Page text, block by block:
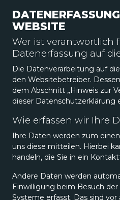
WEBSITE
Wer ist verantwortlich
Datenerfassung auf
Die Datenverarbeitung auf
den Websitebetreiber.
dem Abschnitt „Hinweis zur
dieser Datenschutzerklärung
Wie erfassen wir Ihre
Ihre Daten werden zum
uns diese mitteilen. Hierbei
handeln, die Sie in ein
Andere Daten werden
Einwilligung beim Besuch
Systeme erfasst. Das sind